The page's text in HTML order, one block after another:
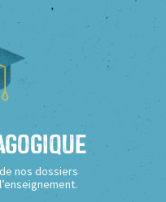
nos dossiers